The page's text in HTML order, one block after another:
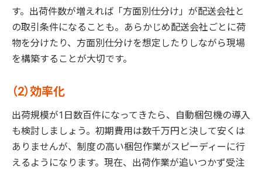
す。出荷件数が増えれば「方面別仕分け」が配送会社と
の取引条件になることも。あらかじめ配送会社ごとに荷
物を分けたり、方面別仕分けを想定したりしながら現場
を構築することが大切です。
（2）効率化
出荷規模が1日数百件になってきたら、自動梱包機の導入
も検討しましょう。初期費用は数千万円と決して安くは
ありませんが、制度の高い梱包作業がスピーディーに行
えるようになります。現在、出荷作業が追いつかず受注